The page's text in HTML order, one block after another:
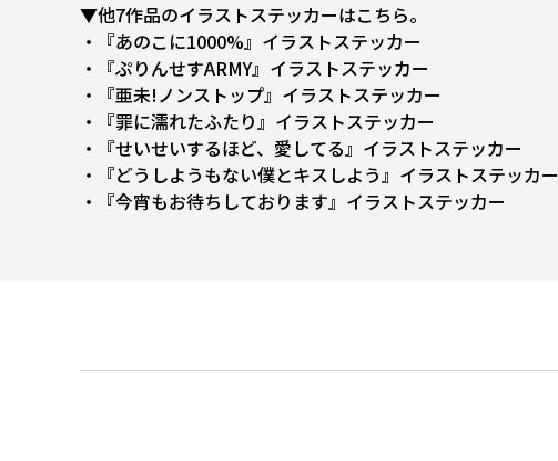
▼他7作品のイラストステッカーはこちら。
・『あのこに1000%』イラストステッカー
・『ぷりんせすARMY』イラストステッカー
・『亜未!ノンストップ』イラストステッカー
・『罪に濡れたふたり』イラストステッカー
・『せいせいするほど、愛してる』イラストステッカー
・『どうしようもない僕とキスしよう』イラストステッカー
・『今宵もお待ちしております』イラストステッカー